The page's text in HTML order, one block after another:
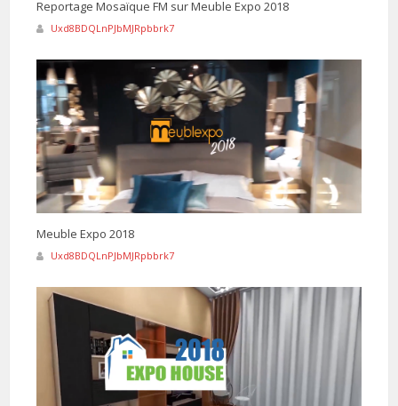
Reportage Mosaïque FM sur Meuble Expo 2018
Uxd8BDQLnPJbMJRpbbrk7
Meuble Expo 2018
Uxd8BDQLnPJbMJRpbbrk7